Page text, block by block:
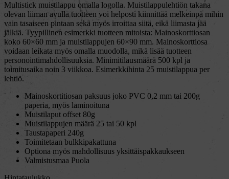
Multistick muistilappu omalla logolla. Muistilappulehtiön takana
olevan liiman avulla tuotteen voi helposti kiinnittää melkeinpä mihin
vain tasaiseen pintaan sekä myös irroittaa siitä, eikä liimasta jää
jälkiä. Tyypillinen esimerkki tuotteen mitoista: Mainoskorttiosan
koko 60×60 mm ja muistilappujen 60×90 mm. Mainoskorttiosa
voidaan leikata myös omalla muodolla, mikä lisää tuotteen
personointimahdollisuuksia. Minimitilausmäärä 500 kpl ja
toimitusaika noin 3 viikkoa. Esimerkkihinta 25 muistilappua per
lehtiö.
Mainoskortitiosan paksuus joko PVC 0,2 mm tai 200g
paperia, myös laminoituna
Muistilaput offset 80g
Muistilappujen määrä 25 tai 50 kpl
Taustapaperi 240g
Toimitetaan bulkkipakattuna
Optiona myös mahdollisuus yksittäispakkaukseen
Valmistusmaa Puola